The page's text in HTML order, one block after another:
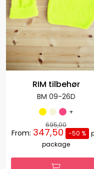
RIM tilbehør
BM 09-26D
+
695,00
From: 347,50 -50 %
package